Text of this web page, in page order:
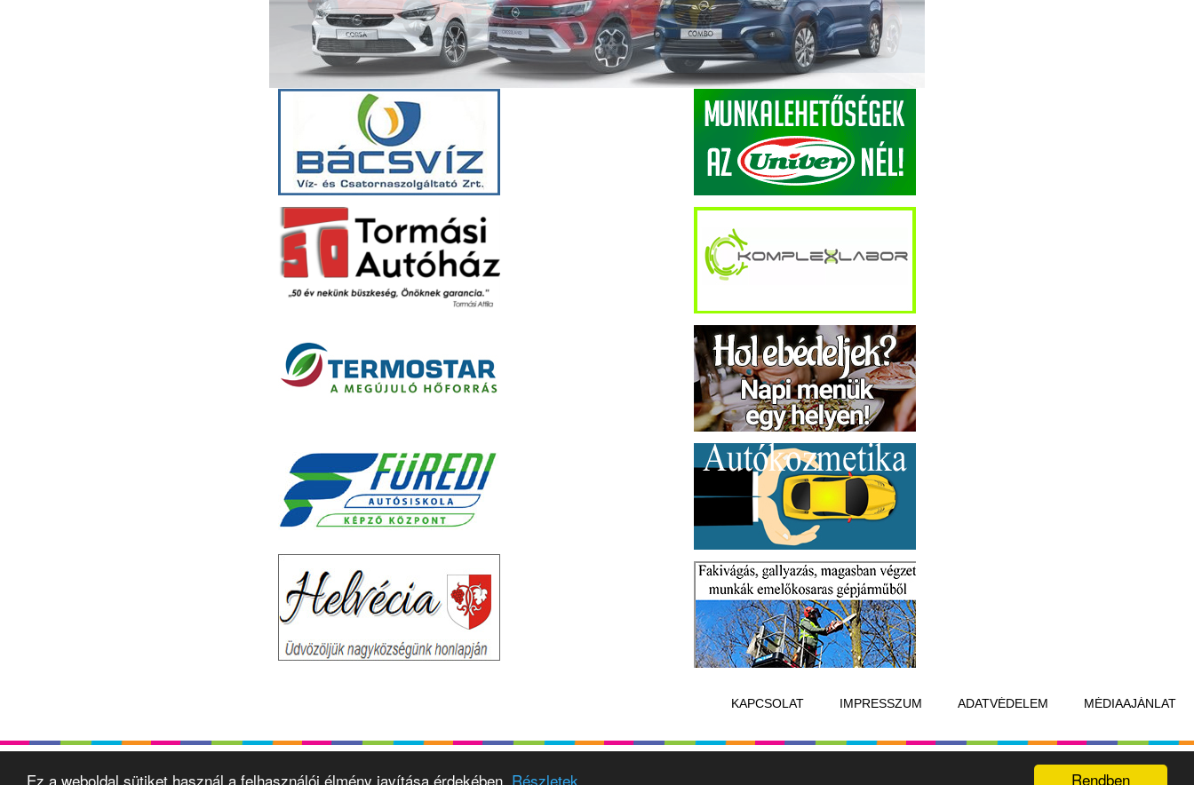
Rendben
Ez a weboldal sütiket használ a felhasználói élmény javítása érdekében. Részletek
KAPCSOLAT IMPRESSZUM ADATVÉDELEM MÉDIAAJÁNLAT